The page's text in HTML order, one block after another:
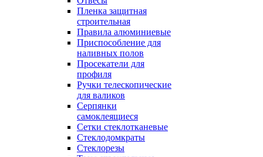
Пленка защитная
строительная
Правила алюминиевые
Приспособление для
наливных полов
Просекатели для
профиля
Ручки телескопические
для валиков
Серпянки
самоклеящиеся
Сетки стеклотканевые
Стеклодомкраты
Стеклорезы